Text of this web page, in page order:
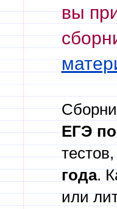
вы
ЕГЭ по
года.
или